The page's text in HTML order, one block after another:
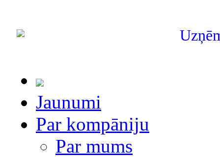
Jaunumi
Par kompāniju
Par mums